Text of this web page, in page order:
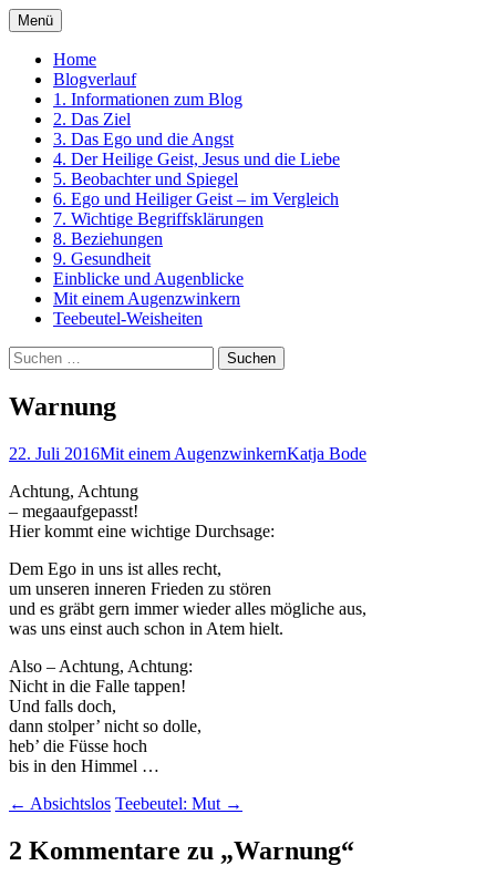
Zum
Inhalt
springen
Ein Kurs in Wundern
Menü
Home
Blogverlauf
1. Informationen zum Blog
2. Das Ziel
3. Das Ego und die Angst
4. Der Heilige Geist, Jesus und die Liebe
5. Beobachter und Spiegel
6. Ego und Heiliger Geist – im Vergleich
7. Wichtige Begriffsklärungen
8. Beziehungen
9. Gesundheit
Einblicke und Augenblicke
Mit einem Augenzwinkern
Teebeutel-Weisheiten
Suchen
nach:
Warnung
22. Juli 2016Mit einem AugenzwinkernKatja Bode
Achtung, Achtung
– megaaufgepasst!
Hier kommt eine wichtige Durchsage:
Dem Ego in uns ist alles recht,
um unseren inneren Frieden zu stören
und es gräbt gern immer wieder alles mögliche aus,
was uns einst auch schon in Atem hielt.
Also – Achtung, Achtung:
Nicht in die Falle tappen!
Und falls doch,
dann stolper’ nicht so dolle,
heb’ die Füsse hoch
bis in den Himmel …
Beitragsnavigation
← Absichtslos Teebeutel: Mut →
2 Kommentare zu „Warnung“